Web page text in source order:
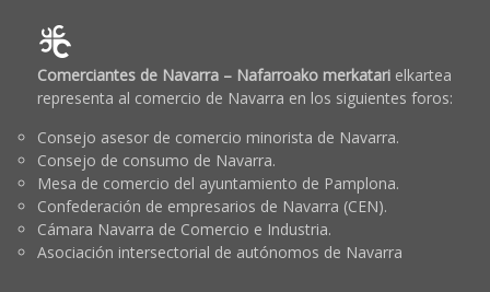
Comerciantes de Navarra – Nafarroako merkatarielkartea
representa al comercio de Navarra en los siguientes foros:
Consejo asesor de comercio minorista de Navarra.
Consejo de consumo de Navarra.
Mesa de comercio del ayuntamiento de Pamplona.
Confederación de empresarios de Navarra (CEN).
Cámara Navarra de Comercio e Industria.
Asociación intersectorial de autónomos de Navarra